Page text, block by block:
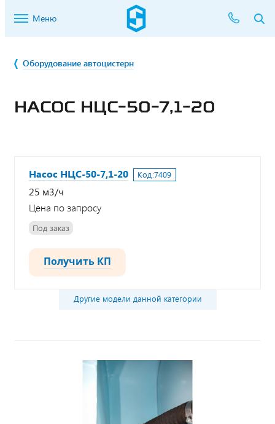
Меню
Оборудование автоцистерн
НАСОС НЦС-50-7,1-20
Насос НЦС-50-7,1-20 Код:7409
25 м3/ч
Цена по запросу
Под заказ
Получить КП
Другие модели данной категории